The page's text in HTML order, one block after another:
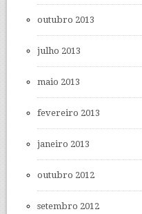
outubro 2013
julho 2013
maio 2013
fevereiro 2013
janeiro 2013
outubro 2012
setembro 2012